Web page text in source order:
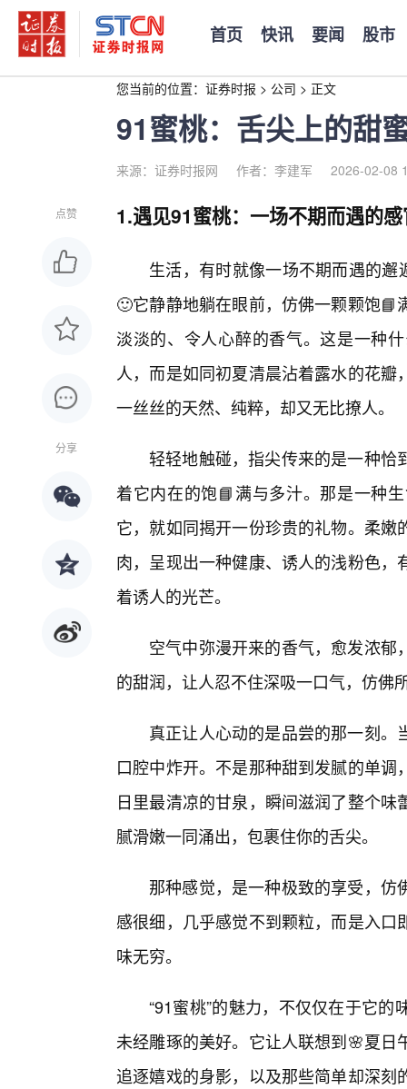
首页 快讯 要闻 股市
您当前的位置： 证券时报 > 公司 > 正文
91蜜桃：舌尖上的甜
来源：证券时报网 作者：李建军 2026-02-08
点赞
分享
1.遇见91蜜桃：一场不期而遇的
生活，有时就像一场不期而遇的邂
🙂它静静地躺在眼前，仿佛一颗颗饱
淡淡的、令人心醉的香气。这是一种
人，而是如同初夏清晨沾着露水的花
一丝丝的天然、纯粹，却又无比撩人。
轻轻地触碰，指尖传来的是一种恰
着它内在的饱📘满与多汁。那是一种
它，就如同揭开一份珍贵的礼物。柔
肉，呈现出一种健康、诱人的浅粉色
着诱人的光芒。
空气中弥漫开来的香气，愈发浓
的甜润，让人忍不住深吸一口气，仿佛
真正让人心动的是品尝的那一刻
口腔中炸开。不是那种甜到发腻的单
日里最清凉的甘泉，瞬间滋润了整个
腻滑嫩一同涌出，包裹住你的舌尖。
那种感觉，是一种极致的享受，
感很细，几乎感觉不到颗粒，而是入
味无穷。
“91蜜桃”的魅力，不仅仅在于它
未经雕琢的美好。它让人联想到🌸夏
追逐嬉戏的身影，以及那些简单却深